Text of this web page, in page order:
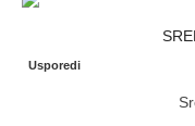
Usporedi